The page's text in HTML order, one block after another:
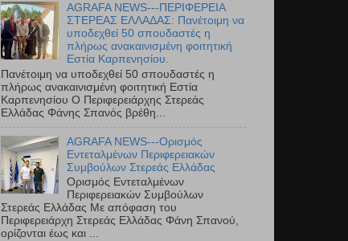
AGRAFA NEWS---ΠΕΡΙΦΕΡΕΙΑ
ΣΤΕΡΕΑΣ ΕΛΛΑΔΑΣ: Πανέτοιμη να
υποδεχθεί 50 σπουδαστές η
πλήρως ανακαινισμένη φοιτητική
Εστία Καρπενησίου.
Πανέτοιμη να υποδεχθεί 50 σπουδαστές η
πλήρως ανακαινισμένη φοιτητική Εστία
Καρπενησίου Ο Περιφερειάρχης Στερεάς
Ελλάδας Φάνης Σπανός βρέθη...
AGRAFA NEWS---Ορισμός
Εντεταλμένων Περιφερειακών
Συμβούλων Στερεάς Ελλάδας
Ορισμός Εντεταλμένων
Περιφερειακών Συμβούλων
Στερεάς Ελλάδας Με απόφαση του
Περιφερειάρχη Στερεάς Ελλάδας Φάνη Σπανού,
ορίζονται έως και ...